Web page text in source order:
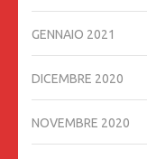
GENNAIO 2021
DICEMBRE 2020
NOVEMBRE 2020